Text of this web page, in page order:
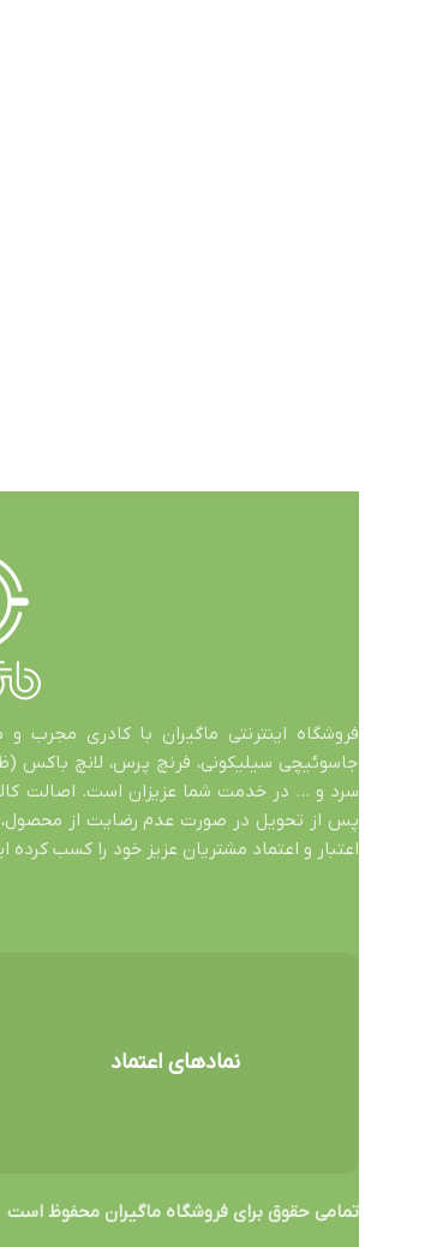
فروشگاه اینترنتی ماگیران با کادری مجرب
جاسوئیچی سیلیکونی، فرنچ پرس، لانچ باکس
پس از تحویل در صورت عدم رضایت از محصول،
اعتبار و اعتماد مشتریان عزیز خود را کسب کرده
نمادهای اعتماد
تمامی حقوق برای فروشگاه ماگیران محفوظ است